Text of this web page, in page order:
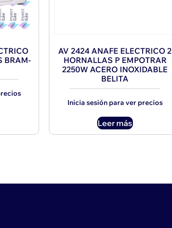
BRAM-
AV 2424 ANAFE ELECTRICO 2
HORNALLAS P EMPOTRAR
2250W ACERO INOXIDABLE
BELITA
Inicia sesión para ver precios
Leer más